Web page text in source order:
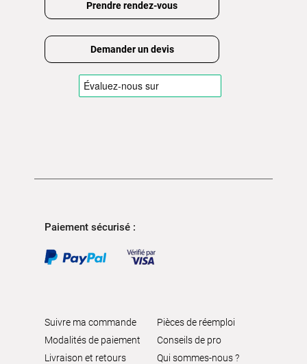
Prendre rendez-vous
Demander un devis
Paiement sécurisé :
Suivre ma commande
Modalités de paiement
Livraison et retours
Pièces de réemploi
Conseils de pro
Qui sommes-nous ?